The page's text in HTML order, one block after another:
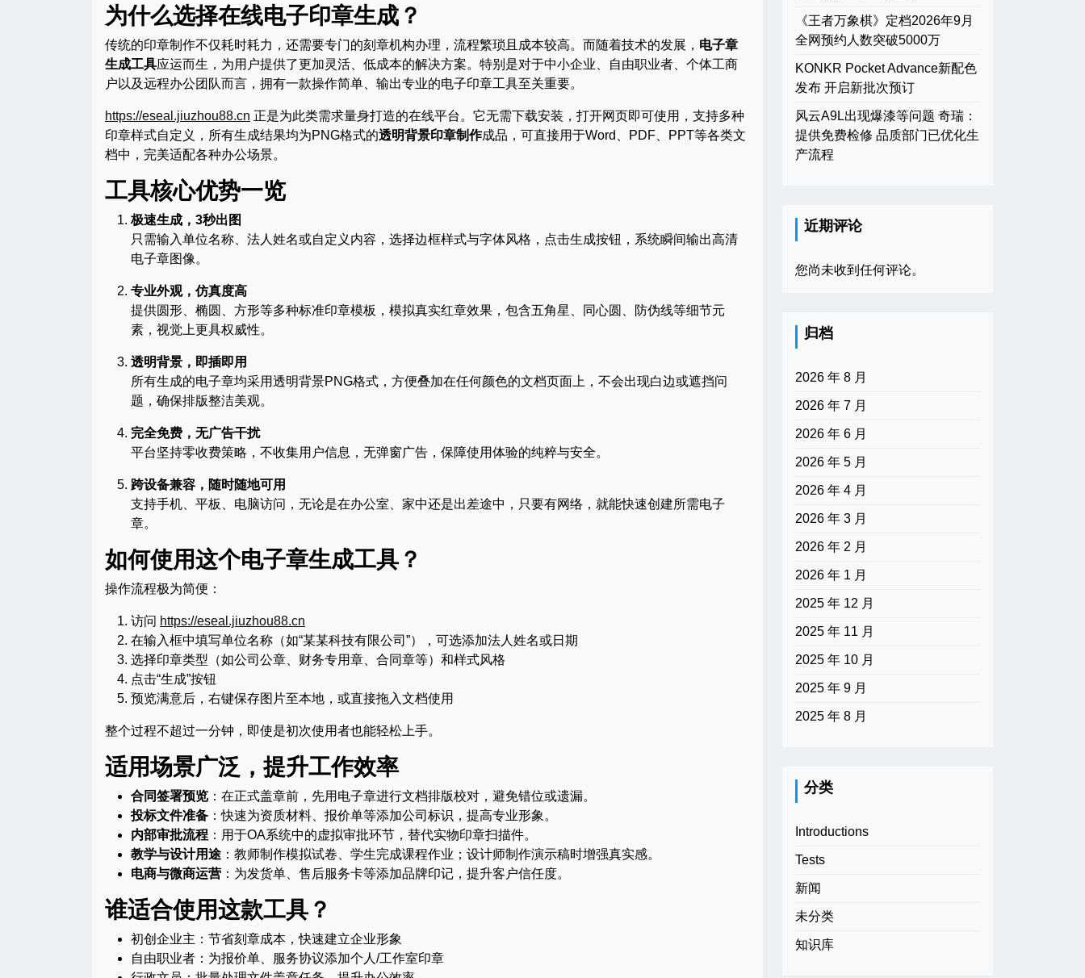
为什么选择在线电子印章生成？
传统的印章制作不仅耗时耗力，还需要专门的刻章机构办理，流程繁琐且成本较高。而随着技术的发展， 电子章
生成工具应运而生，为用户提供了更加灵活、低成本的解决方案。特别是对于中小企业、自由职业者、个体工商
户以及远程办公团队而言，拥有一款操作简单、输出专业的电子印章工具至关重要。
https://eseal.jiuzhou88.cn 正是为此类需求量身打造的在线平台。它无需下载安装，打开网页即可使用，支持多种
印章样式自定义，所有生成结果均为PNG格式的透明背景印章制作成品，可直接用于Word、PDF、PPT等各类文
档中，完美适配各种办公场景。
工具核心优势一览
极速生成，3秒出图
只需输入单位名称、法人姓名或自定义内容，选择边框样式与字体风格，点击生成按钮，系统瞬间输出高清
电子章图像。
专业外观，仿真度高
提供圆形、椭圆、方形等多种标准印章模板，模拟真实红章效果，包含五角星、同心圆、防伪线等细节元
素，视觉上更具权威性。
透明背景，即插即用
所有生成的电子章均采用透明背景PNG格式，方便叠加在任何颜色的文档页面上，不会出现白边或遮挡问
题，确保排版整洁美观。
完全免费，无广告干扰
平台坚持零收费策略，不收集用户信息，无弹窗广告，保障使用体验的纯粹与安全。
跨设备兼容，随时随地可用
支持手机、平板、电脑访问，无论是在办公室、家中还是出差途中，只要有网络，就能快速创建所需电子
章。
如何使用这个电子章生成工具？
操作流程极为简便：
访问 https://eseal.jiuzhou88.cn
在输入框中填写单位名称（如“某某科技有限公司”），可选添加法人姓名或日期
选择印章类型（如公司公章、财务专用章、合同章等）和样式风格
点击“生成”按钮
预览满意后，右键保存图片至本地，或直接拖入文档使用
整个过程不超过一分钟，即使是初次使用者也能轻松上手。
适用场景广泛，提升工作效率
合同签署预览 ：在正式盖章前，先用电子章进行文档排版校对，避免错位或遗漏。
投标文件准备 ：快速为资质材料、报价单等添加公司标识，提高专业形象。
内部审批流程 ：用于OA系统中的虚拟审批环节，替代实物印章扫描件。
教学与设计用途 ：教师制作模拟试卷、学生完成课程作业；设计师制作演示稿时增强真实感。
电商与微商运营 ：为发货单、售后服务卡等添加品牌印记，提升客户信任度。
谁适合使用这款工具？
初创企业主：节省刻章成本，快速建立企业形象
自由职业者：为报价单、服务协议添加个人/工作室印章
《王者万象棋》定档2026年9月
全网预约人数突破5000万
KONKR Pocket Advance新配色
发布 开启新批次预订
风云A9L出现爆漆等问题 奇瑞：
提供免费检修 品质部门已优化生
产流程
近期评论
您尚未收到任何评论。
归档
2026 年 8 月
2026 年 7 月
2026 年 6 月
2026 年 5 月
2026 年 4 月
2026 年 3 月
2026 年 2 月
2026 年 1 月
2025 年 12 月
2025 年 11 月
2025 年 10 月
2025 年 9 月
2025 年 8 月
分类
Introductions
Tests
新闻
未分类
知识库